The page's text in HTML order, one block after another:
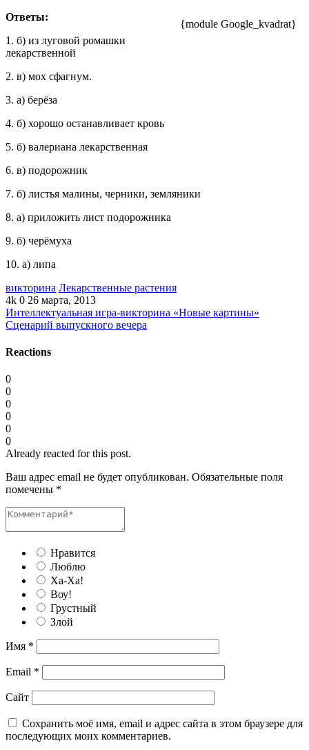
{module Google_kvadrat}
Ответы:
1. б) из луговой ромашки
лекарственной
2. в) мох сфагнум.
3. а) берёза
4. б) хорошо останавливает кровь
5. б) валериана лекарственная
6. в) подорожник
7. б) листья малины, черники, земляники
8. а) приложить лист подорожника
9. б) черёмуха
10. а) липа
викторина Лекарственные растения
4k 0 26 марта, 2013
Интеллектуальная игра-викторина «Новые картины»
Сценарий выпускного вечера
Reactions
0
0
0
0
0
0
Already reacted for this post.
Ваш адрес email не будет опубликован. Обязательные поля
помечены *
Нравится
Люблю
Ха-Ха!
Воу!
Грустный
Злой
Имя *
Email *
Сайт
Сохранить моё имя, email и адрес сайта в этом браузере для
последующих моих комментариев.